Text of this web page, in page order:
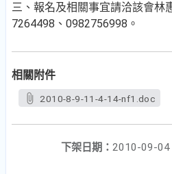
三、報名及相關事宜請洽該會林
7264498、0982756998。
相關附件
2010-8-9-11-4-14-nf1.doc
下架日期： 2010-09-04